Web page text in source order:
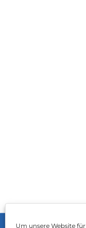
Um unsere Website